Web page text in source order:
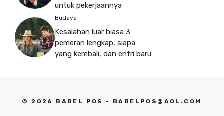
untuk pekerjaannya
Budaya
Kesalahan luar biasa 3:
pemeran lengkap, siapa
yang kembali, dan entri baru
© 2026 BABEL POS - BABELPOS@AOL.COM